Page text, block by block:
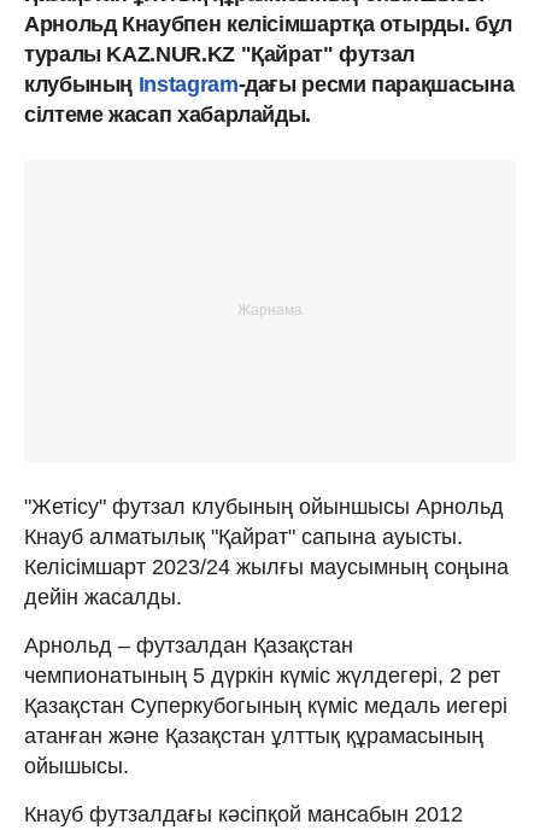
Арнольд Кнаубпен келісімшартқа отырды. бұл
туралы KAZ.NUR.KZ "Қайрат" футзал
клубының Instagram-дағы ресми парақшасына
сілтеме жасап хабарлайды.
"Жетісу" футзал клубының ойыншысы Арнольд
Кнауб алматылық "Қайрат" сапына ауысты.
Келісімшарт 2023/24 жылғы маусымның соңына
дейін жасалды.
Арнольд – футзалдан Қазақстан
чемпионатының 5 дүркін күміс жүлдегері, 2 рет
Қазақстан Суперкубогының күміс медаль иегері
атанған және Қазақстан ұлттық құрамасының
ойышысы.
Кнауб футзалдағы кәсіпқой мансабын 2012